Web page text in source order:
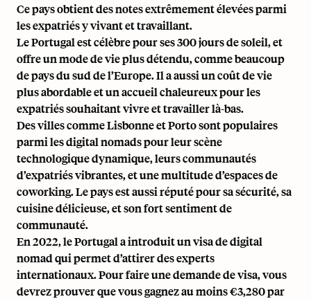
Ce pays obtient des notes extrêmement élevées parmi
les expatriés y vivant et travaillant.
Le Portugal est célèbre pour ses 300 jours de soleil, et
offre un mode de vie plus détendu, comme beaucoup
de pays du sud de l’Europe. Il a aussi un coût de vie
plus abordable et un accueil chaleureux pour les
expatriés souhaitant vivre et travailler là-bas.
Des villes comme Lisbonne et Porto sont populaires
parmi les digital nomads pour leur scène
technologique dynamique, leurs communautés
d’expatriés vibrantes, et une multitude d’espaces de
coworking. Le pays est aussi réputé pour sa sécurité, sa
cuisine délicieuse, et son fort sentiment de
communauté.
En 2022, le Portugal a introduit un visa de digital
nomad qui permet d’attirer des experts
internationaux. Pour faire une demande de visa, vous
devrez prouver que vous gagnez au moins €3,280 par